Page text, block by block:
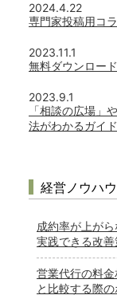
2024.4.22
専門家投稿用コ
2023.11.1
無料ダウンロー
2023.9.1
「相談の広場」
法がわかるガイ
経営ノウハ
成約率が上が
実践できる改
営業代行の料
と比較する際